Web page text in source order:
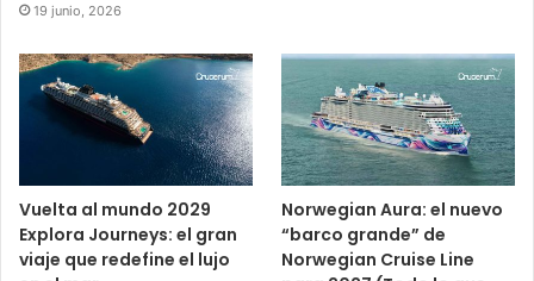
19 junio, 2026
Vuelta al mundo 2029
Explora Journeys: el gran
viaje que redefine el lujo
Norwegian Aura: el nuevo
“barco grande” de
Norwegian Cruise Line